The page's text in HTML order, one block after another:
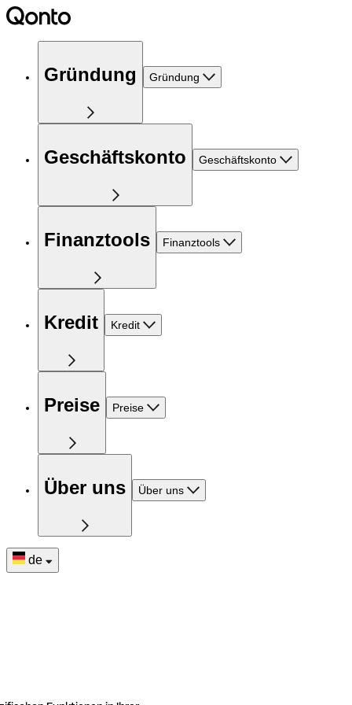
Gründung Gründung
Geschäftskonto Geschäftskonto
Finanztools Finanztools
Kredit Kredit
Preise Preise
Über uns Über uns
de